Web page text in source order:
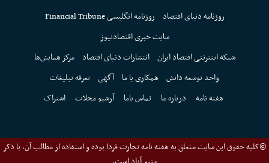
روزنامه دنیای اقتصاد
روزنامه انگلیسی Financial Tribune
سایت خبری اقتصادنیوز
شبکه اینترنتی اقتصاد ایران انتشارات دنیای اقتصاد
مرکز همایش‌ها
واحد توسعه دانش همکاری با ما آگهی تعرفه تبلیغات
هفته نامه
درباره ما تماس باما آرشیو مجلات اشتراک
©کلیه حقوق این سایت متعلق به هفته نامه تجارت فردا بوده و استفاده از مطالب آن، با ذکر